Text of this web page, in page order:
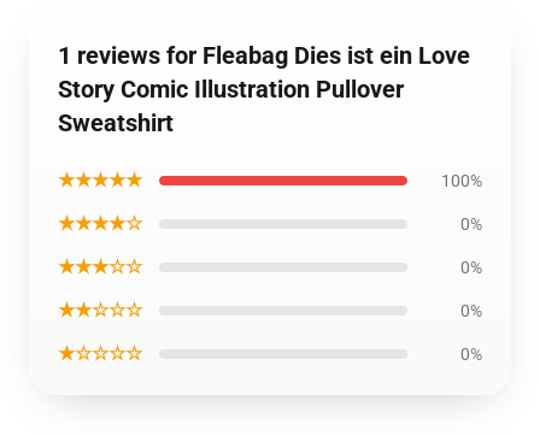
1 reviews for Fleabag Dies ist ein Love
Story Comic Illustration Pullover
Sweatshirt
★★★★★ 100%
★★★★☆ 0%
★★★☆☆ 0%
★★☆☆☆ 0%
★☆☆☆☆ 0%